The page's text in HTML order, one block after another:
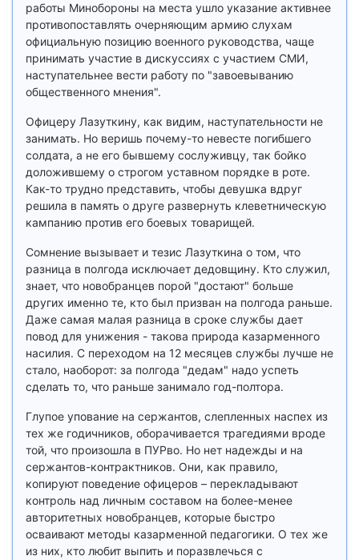
работы Минобороны на места ушло указание активнее
противопоставлять очерняющим армию слухам
официальную позицию военного руководства, чаще
принимать участие в дискуссиях с участием СМИ,
наступательнее вести работу по "завоевыванию
общественного мнения".
Офицеру Лазуткину, как видим, наступательности не
занимать. Но веришь почему-то невесте погибшего
солдата, а не его бывшему сослуживцу, так бойко
доложившему о строгом уставном порядке в роте.
Как-то трудно представить, чтобы девушка вдруг
решила в память о друге развернуть клеветническую
кампанию против его боевых товарищей.
Сомнение вызывает и тезис Лазуткина о том, что
разница в полгода исключает дедовщину. Кто служил,
знает, что новобранцев порой "достают" больше
других именно те, кто был призван на полгода раньше.
Даже самая малая разница в сроке службы дает
повод для унижения - такова природа казарменного
насилия. С переходом на 12 месяцев службы лучше не
стало, наоборот: за полгода "дедам" надо успеть
сделать то, что раньше занимало год-полтора.
Глупое упование на сержантов, слепленных наспех из
тех же годичников, оборачивается трагедиями вроде
той, что произошла в ПУРво. Но нет надежды и на
сержантов-контрактников. Они, как правило,
копируют поведение офицеров – перекладывают
контроль над личным составом на более-менее
авторитетных новобранцев, которые быстро
осваивают методы казарменной педагогики. О тех же
из них, кто любит выпить и поразвлечься с